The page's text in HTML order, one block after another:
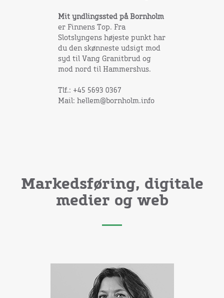
Mit yndlingssted på Bornholm
er Finnens Top. Fra
Slotslyngens højeste punkt har
du den skønneste udsigt mod
syd til Vang Granitbrud og
mod nord til Hammershus.
Tlf.: +45 5693 0367
Mail: hellem@bornholm.info
Markedsføring, digitale
medier og web